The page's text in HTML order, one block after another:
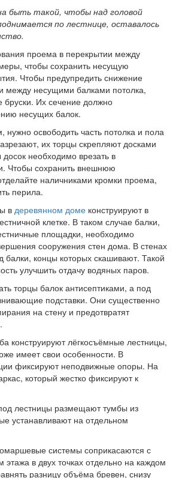
быть такой, чтобы над головой
по лестнице, оставалось
проема в перекрытии между
чтобы сохранить несущую
Чтобы предупредить снижение
между несущими балками потолка,
бруски. Их сечение должно
несущих балок.
нужно освободить часть потолка и пола
их торцы скрепляют досками
необходимо врезать в
Чтобы сохранить внешнюю
наличниками кромки проема,
перила.
в деревянном доме конструируют в
клетке. В таком случае балки,
площадки, необходимо
сооружения стен дома. В стенах
концы которых скашивают. Такой
улучшить отдачу водяных паров.
торцы балок антисептиками, а под
подставки. Они существенно
на стену и предотвратят
конструируют лёгкосъёмные лестницы,
имеет свои особенности. В
фиксируют неподвижные опоры. На
который жестко фиксируют к
лестницы размещают тумбы из
устанавливают на отдельном
системы соприкасаются с
в двух точках отдельно на каждом
разницу объёма бревен, снизу